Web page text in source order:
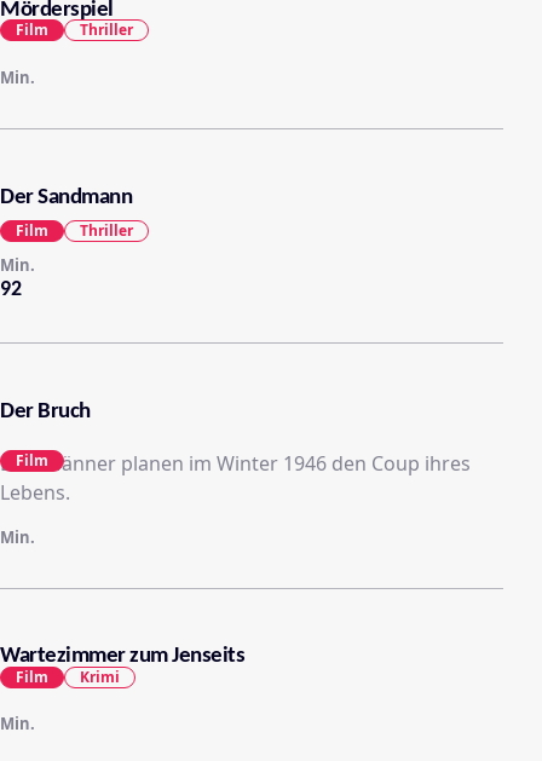
Mörderspiel
Min.
Film Thriller
Der Sandmann
92
Min.
Film Thriller
Der Bruch
Drei Männer planen im Winter 1946 den Coup ihres
Lebens.
Min.
Film
Wartezimmer zum Jenseits
Min.
Film Krimi